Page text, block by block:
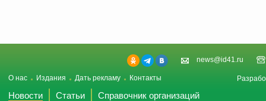
news@id41.ru
О нас Издания Дать рекламу Контакты
Новости Статьи
Справочник организаций